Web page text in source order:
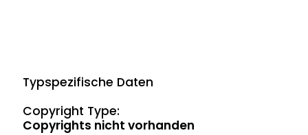
Typspezifische Daten
Copyright Type:
Copyrights nicht vorhanden